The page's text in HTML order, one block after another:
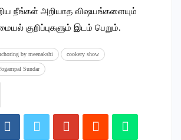
நீங்கள் அறியாத விஷயங்களையும்
குறிப்புகளும் இடம் பெறும்.
by meenakshi cookery show
Sundar